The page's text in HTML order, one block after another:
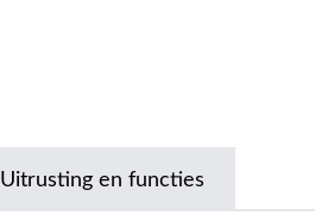
Uitrusting en functies